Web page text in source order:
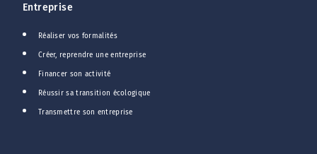
Entreprise
Réaliser vos formalités
Créer, reprendre une entreprise
Financer son activité
Réussir sa transition écologique
Transmettre son entreprise